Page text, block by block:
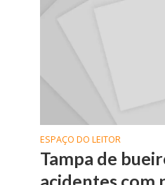
ESPAÇO DO LEITOR
Tampa de
acidentes com